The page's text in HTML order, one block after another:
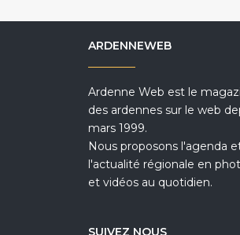
ARDENNEWEB
Ardenne Web est le
des ardennes sur le web
mars 1999.
Nous proposons l'agenda
l'actualité régionale en
et vidéos au quotidien.
SUIVEZ NOUS